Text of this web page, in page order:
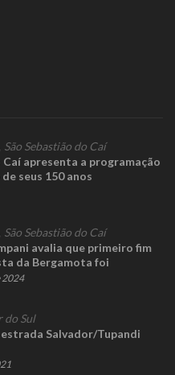
São Sebastião do Caí
Caí apresenta a programação
seus 150 anos
São Sebastião do Caí
avalia que primeiro fim
da Bergamota foi
2024
do Sul
Salvador/Tupandi